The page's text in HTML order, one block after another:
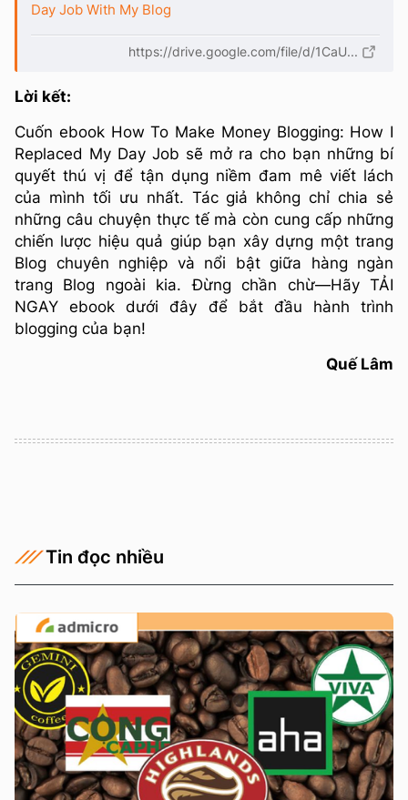
Day Job With My Blog
https://drive.google.com/file/d/1CaU...
Lời kết:
Cuốn ebook How To Make Money Blogging: How I
Replaced My Day Job sẽ mở ra cho bạn những bí
quyết thú vị để tận dụng niềm đam mê viết lách
của mình tối ưu nhất. Tác giả không chỉ chia sẻ
những câu chuyện thực tế mà còn cung cấp những
chiến lược hiệu quả giúp bạn xây dựng một trang
Blog chuyên nghiệp và nổi bật giữa hàng ngàn
trang Blog ngoài kia. Đừng chần chừ—Hãy TẢI
NGAY ebook dưới đây để bắt đầu hành trình
blogging của bạn!
Quế Lâm
Tin đọc nhiều